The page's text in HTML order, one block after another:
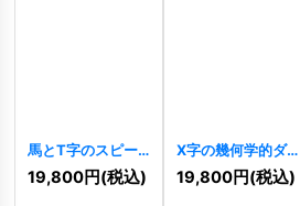
馬とT字のスピー
ド感あふれるトラ
イアングルロゴ
19,800円(税込)
X字の幾何学的ダ
イナミックロゴ
10388]
19,800円(税込)